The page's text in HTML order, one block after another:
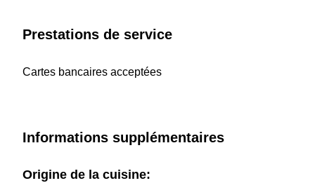
Prestations de service
Cartes bancaires acceptées
Informations supplémentaires
Origine de la cuisine: